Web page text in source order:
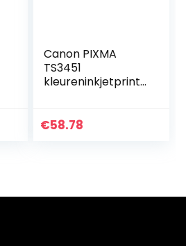
Canon PIXMA
TS3451
kleureninkjetprinte
(scanner,
€58.78